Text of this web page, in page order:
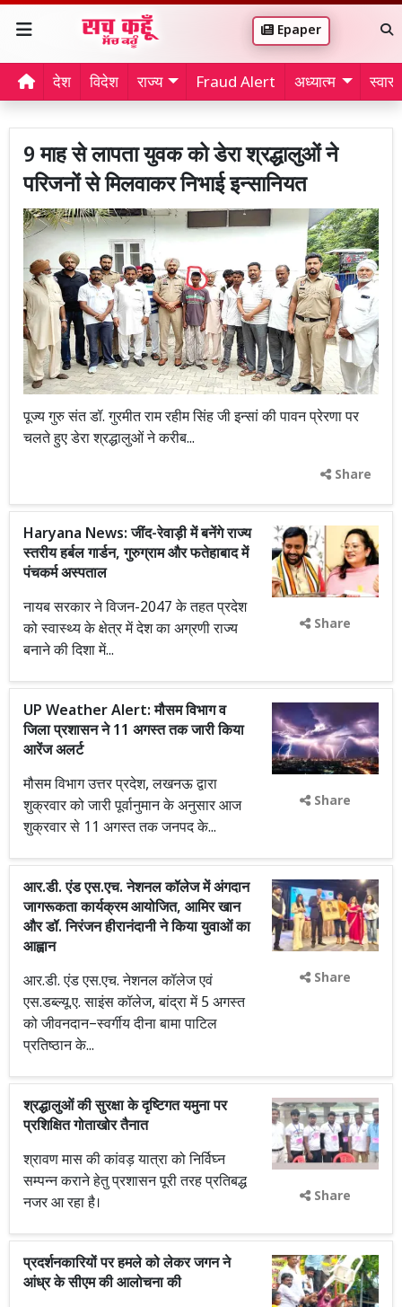
Epaper
देश विदेश राज्य Fraud Alert अध्यात्म
9 माह से लापता युवक को डेरा श्रद्धालुओं ने
परिजनों से मिलवाकर निभाई इन्सानियत
पूज्य गुरु संत डॉ. गुरमीत राम रहीम सिंह जी इन्सां की पावन प्रेरणा पर
चलते हुए डेरा श्रद्धालुओं ने करीब...
Share
Haryana News: जींद-रेवाड़ी में बनेंगे राज्य
स्तरीय हर्बल गार्डन, गुरुग्राम और फतेहाबाद में
पंचकर्म अस्पताल
नायब सरकार ने विजन-2047 के तहत प्रदेश
को स्वास्थ्य के क्षेत्र में देश का अग्रणी राज्य
बनाने की दिशा में...
Share
UP Weather Alert: मौसम विभाग व
जिला प्रशासन ने 11 अगस्त तक जारी किया
आरेंज अलर्ट
मौसम विभाग उत्तर प्रदेश, लखनऊ द्वारा
शुक्रवार को जारी पूर्वानुमान के अनुसार आज
शुक्रवार से 11 अगस्त तक जनपद के...
Share
आर.डी. एंड एस.एच. नेशनल कॉलेज में अंगदान
जागरूकता कार्यक्रम आयोजित, आमिर खान
और डॉ. निरंजन हीरानंदानी ने किया युवाओं का
आह्वान
आर.डी. एंड एस.एच. नेशनल कॉलेज एवं
एस.डब्ल्यू.ए. साइंस कॉलेज, बांद्रा में 5 अगस्त
को जीवनदान–स्वर्गीय दीना बामा पाटिल
प्रतिष्ठान के...
Share
श्रद्धालुओं की सुरक्षा के दृष्टिगत यमुना पर
प्रशिक्षित गोताखोर तैनात
श्रावण मास की कांवड़ यात्रा को निर्विघ्न
सम्पन्न कराने हेतु प्रशासन पूरी तरह प्रतिबद्ध
नजर आ रहा है।
Share
प्रदर्शनकारियों पर हमले को लेकर जगन ने
आंध्र के सीएम की आलोचना की